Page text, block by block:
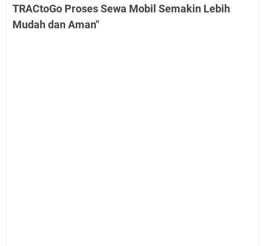
TRACtoGo Proses Sewa Mobil Semakin Lebih
Mudah dan Aman"